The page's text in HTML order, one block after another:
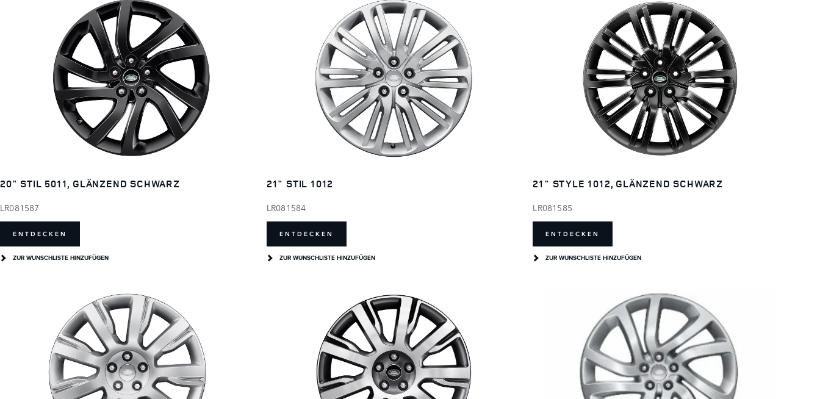
20" STIL 5011, GLÄNZEND SCHWARZ
LR081587
ENTDECKEN
ZUR WUNSCHLISTE HINZUFÜGEN
21" STIL 1012
LR081584
ENTDECKEN
ZUR WUNSCHLISTE HINZUFÜGEN
21" STYLE 1012, GLÄNZEND SCHWARZ
LR081585
ENTDECKEN
ZUR WUNSCHLISTE HINZUFÜGEN